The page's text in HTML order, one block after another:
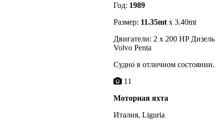
Год: 1989
Размер: 11.35mt x 3.40mt
Двигатели: 2 x 200 HP Дизель
Volvo Penta
Судно в отличном состоянии.
11
Моторная яхта
Италия, Liguria